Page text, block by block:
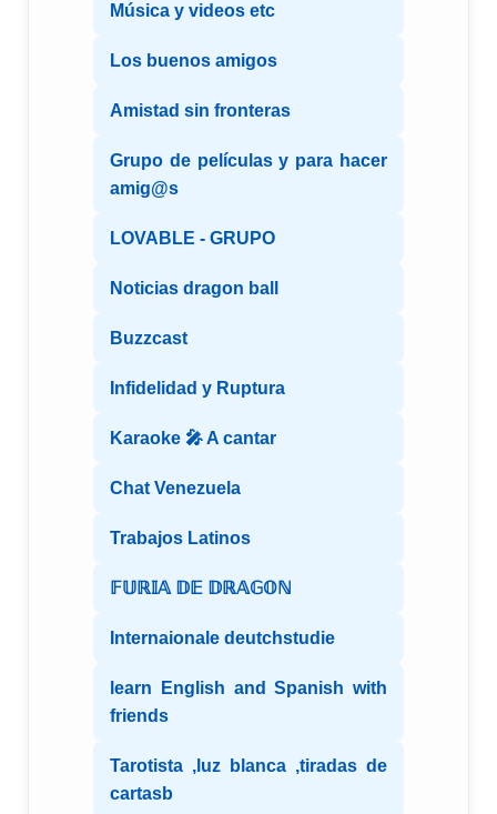
Música y videos etc
Los buenos amigos
Amistad sin fronteras
Grupo de películas y para hacer
amig@s
LOVABLE - GRUPO
Noticias dragon ball
Buzzcast
Infidelidad y Ruptura
Karaoke 🎤 A cantar
Chat Venezuela
Trabajos Latinos
𝔽𝕌ℝ𝕀𝔸 𝔻𝔼 𝔻ℝ𝔸𝔾𝕆ℕ
Internaionale deutchstudie
learn English and Spanish with
friends
Tarotista ,luz blanca ,tiradas de
cartasb